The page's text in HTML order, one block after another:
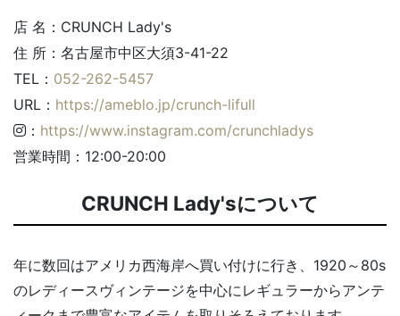
店 名：CRUNCH Lady's
住 所：名古屋市中区大須3-41-22
TEL： 052-262-5457
URL： https://ameblo.jp/crunch-lifull
： https://www.instagram.com/crunchladys
営業時間：12:00-20:00
CRUNCH Lady'sについて
年に数回はアメリカ西海岸へ買い付けに行き、1920～80s
のレディースヴィンテージを中心にレギュラーからアンテ